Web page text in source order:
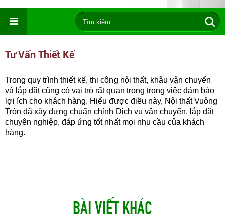
Tư Vấn Thiết Kế
Trong quy trình thiết kế, thi công nội thất, khâu vận chuyển
và lắp đặt cũng có vai trò rất quan trọng trong việc đảm bảo
lợi ích cho khách hàng. Hiểu được điều này, Nội thất Vuông
Tròn đã xây dựng chuẩn chỉnh Dịch vụ vận chuyển, lắp đặt
chuyên nghiệp, đáp ứng tốt nhất mọi nhu cầu của khách
hàng.
BÀI VIẾT KHÁC